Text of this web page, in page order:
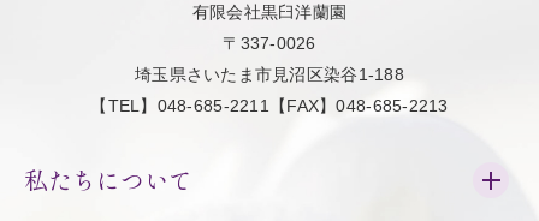
有限会社黒臼洋蘭園
〒337-0026
埼玉県さいたま市見沼区染谷1-188
【TEL】048-685-2211【FAX】048-685-2213
私たちについて